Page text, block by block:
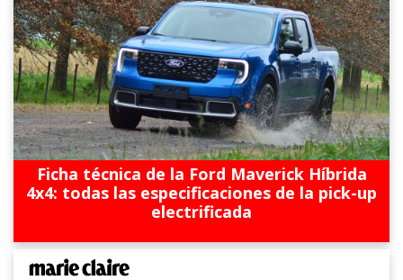
Ficha técnica de la Ford Maverick Híbrida
4x4: todas las especificaciones de la pick-up
electrificada